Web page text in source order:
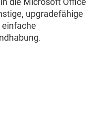
upgradefähige
einfache